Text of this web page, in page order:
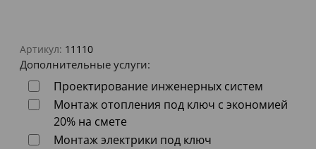
Артикул: 11110
Дополнительные услуги:
Проектирование инженерных систем
Монтаж отопления под ключ с экономией
20% на смете
Монтаж электрики под ключ